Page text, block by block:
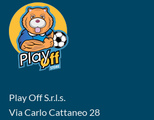
Play Off S.r.l.s.
Via Carlo Cattaneo 28